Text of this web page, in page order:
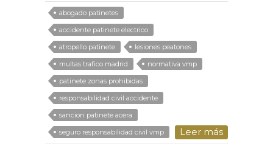
abogado patinetes
accidente patinete electrico
atropello patinete
lesiones peatones
multas trafico madrid
normativa vmp
patinete zonas prohibidas
responsabilidad civil accidente
sancion patinete acera
seguro responsabilidad civil vmp
Leer más